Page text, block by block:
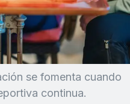
se fomenta cuando
continua.